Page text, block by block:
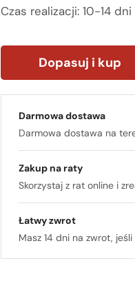
Czas realizacji: 10-14
Dopasuj i kup
Darmowa dostawa
Darmowa dostawa na
Zakup na raty
Skorzystaj z rat online i
Łatwy zwrot
Masz 14 dni na zwrot,